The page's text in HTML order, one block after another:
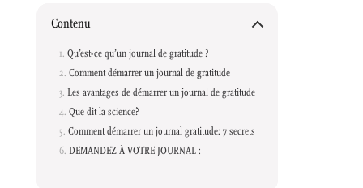
Contenu
Qu’est-ce qu’un journal de gratitude ?
Comment démarrer un journal de gratitude
Les avantages de démarrer un journal de gratitude
Que dit la science?
Comment démarrer un journal gratitude: 7 secrets
DEMANDEZ À VOTRE JOURNAL :